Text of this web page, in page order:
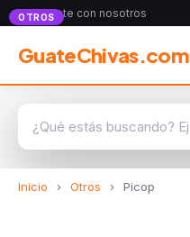
Anunciate con nosotros
GuateChivas.com
Inicio › Otros › Picop
OTROS